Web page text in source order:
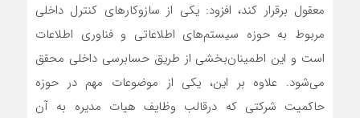
معقول برقرار کند، افزود: یکی از سازوکارهای کنترل داخلی
مربوط به حوزه سیستم‌های اطلاعاتی و فناوری اطلاعات
است و این اطمینان‌بخشی از طریق حسابرسی داخلی محقق
می‌شود. علاوه بر این، یکی از موضوعات مهم در حوزه
حاکمیت شرکتی که درقالب وظایف هیات مدیره به آن